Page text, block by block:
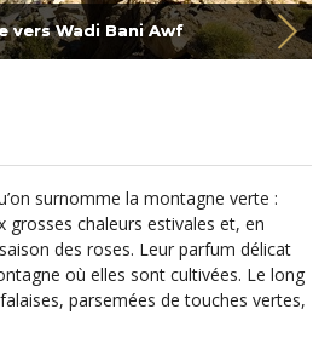
vers Wadi Bani Awf
surnomme la montagne verte :
grosses chaleurs estivales et, en
des roses. Leur parfum délicat
où elles sont cultivées. Le long
parsemées de touches vertes,